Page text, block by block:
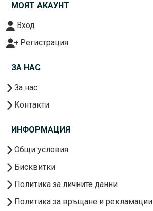
МОЯТ АКАУНТ
Вход
Регистрация
ЗА НАС
За нас
Контакти
ИНФОРМАЦИЯ
Общи условия
Бисквитки
Политика за личните данни
Политика за връщане и рекламации